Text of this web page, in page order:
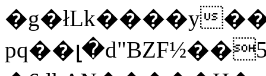
�g�łLk����y